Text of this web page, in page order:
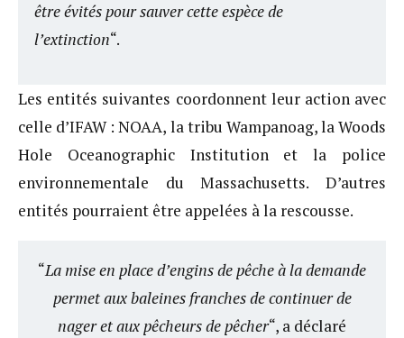
être évités pour sauver cette espèce de
l’extinction“.
Les entités suivantes coordonnent leur action avec
celle d’IFAW : NOAA, la tribu Wampanoag, la Woods
Hole Oceanographic Institution et la police
environnementale du Massachusetts. D’autres
entités pourraient être appelées à la rescousse.
“La mise en place d’engins de pêche à la demande
permet aux baleines franches de continuer de
nager et aux pêcheurs de pêcher“, a déclaré